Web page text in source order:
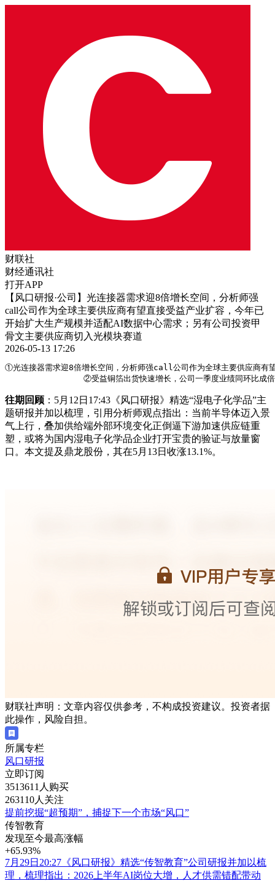
财联社
财经通讯社
打开APP
【风口研报·公司】光连接器需求迎8倍增长空间，分析师强
call公司作为全球主要供应商有望直接受益产业扩容，今年已
开始扩大生产规模并适配AI数据中心需求；另有公司投资甲
骨文主要供应商切入光模块赛道
2026-05-13 17:26
①光连接器需求迎8倍增长空间，分析师强call公司作为全球主要供应商有
②受益铜箔出货快速增长，公司一季度业绩同环比成倍
往期回顾 ：5月12日17:43《风口研报》精选“湿电子化学品”主
题研报并加以梳理，引用分析师观点指出：当前半导体迈入景
气上行，叠加供给端外部环境变化正倒逼下游加速供应链重
塑，或将为国内湿电子化学品企业打开宝贵的验证与放量窗
口。本文提及鼎龙股份，其在5月13日收涨13.1%。
财联社声明：文章内容仅供参考，不构成投资建议。投资者据
此操作，风险自担。
所属专栏
风口研报
立即订阅
3513611人购买
263110人关注
提前挖掘“超预期”，捕捉下一个市场“风口”
传智教育
发现至今最高涨幅
+65.93%
7月29日20:27《风口研报》精选“传智教育”公司研报并加以梳
理，梳理指出：2026上半年AI岗位大增，人才供需错配带动